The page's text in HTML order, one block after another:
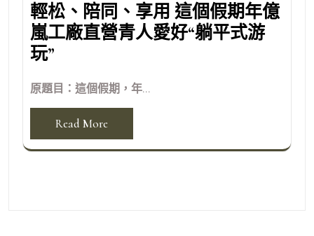
輕松、陪同、享用 這個假期年億
嵐工廠直營青人愛好“躺平式游
玩”
原題目：這個假期，年...
Read More